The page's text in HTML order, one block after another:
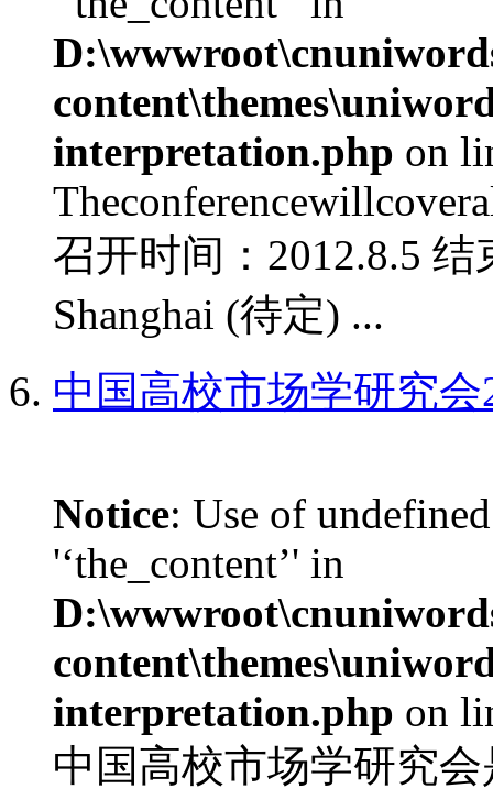
interpretation.php on
召开时间：2012.8.5
Shanghai (待定) ...
中国高校市场学研究会
Notice: Use of
'‘the_content’' in
interpretation.php on
中国高校市场学研究